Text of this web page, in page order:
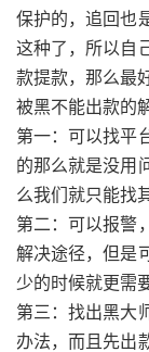
保护的，追回也
这种了，所以自
款提款，那么最
被黑不能出款的
第一：可以找平
的那么就是没用
么我们就只能找
第二：可以报警
解决途径，但是
少的时候就更需
第三：找出黑大
办法，而且先出